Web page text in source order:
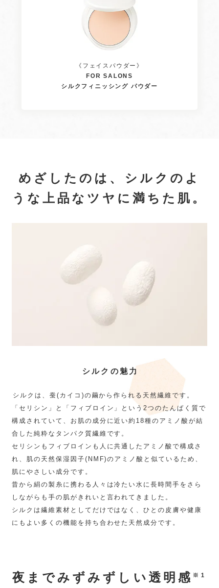
《フェイスパウダー》
FOR SALONS
シルクフィニッシング パウダー
めざしたのは、シルクのよ
うな上品なツヤに満ちた肌。
シルクの魅力
シルクは、蚕(カイコ)の繭から作られる天然繊維です。
「セリシン」と「フィブロイン」という2つのたんぱく質で
構成されていて、お肌の成分に近い約18種のアミノ酸が結
合した純粋なタンパク質繊維です。
セリシンもフィブロインも人に共通したアミノ酸で構成さ
れ、肌の天然保湿因子(NMF)のアミノ酸と似ているため、
肌にやさしい成分です。
昔から絹の製糸に携わる人々は冷たい水に長時間手をさら
しながらも手の肌がきれいと言われてきました。
シルクは繊維素材としてだけではなく、ひとの皮膚や健康
にもよい多くの機能を持ち合わせた天然成分です。
夜までみずみずしい透明感 ※1